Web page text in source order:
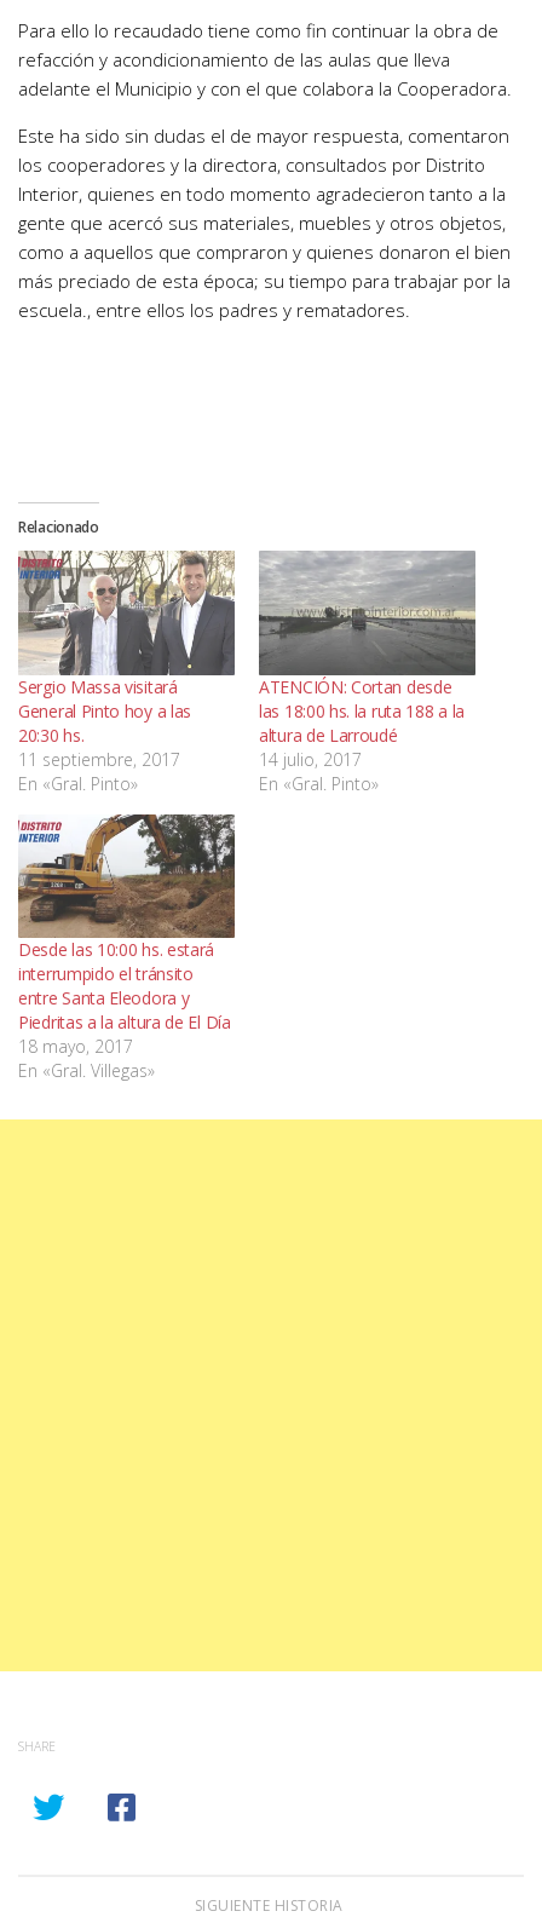
Para ello lo recaudado tiene como fin continuar la obra de
refacción y acondicionamiento de las aulas que lleva
adelante el Municipio y con el que colabora la Cooperadora.
Este ha sido sin dudas el de mayor respuesta, comentaron
los cooperadores y la directora, consultados por Distrito
Interior, quienes en todo momento agradecieron tanto a la
gente que acercó sus materiales, muebles y otros objetos,
como a aquellos que compraron y quienes donaron el bien
más preciado de esta época; su tiempo para trabajar por la
escuela., entre ellos los padres y rematadores.
Relacionado
Sergio Massa visitará
General Pinto hoy a las
20:30 hs.
11 septiembre, 2017
En «Gral. Pinto»
ATENCIÓN: Cortan desde
las 18:00 hs. la ruta 188 a la
altura de Larroudé
14 julio, 2017
En «Gral. Pinto»
Desde las 10:00 hs. estará
interrumpido el tránsito
entre Santa Eleodora y
Piedritas a la altura de El Día
18 mayo, 2017
En «Gral. Villegas»
SHARE
SIGUIENTE HISTORIA